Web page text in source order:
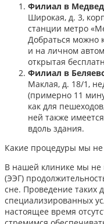
Филиал в
Широкая, д. 3,
станции метро
Добраться можно
и на личном
открытая
Филиал в
Маклая, д. 18/1,
(примерно 11
как для
ней также
вдоль здания.
Какие процедуры мы
В нашей клинике мы не
(ЭЭГ)
сне. Проведение таких
специализированных
настоящее время